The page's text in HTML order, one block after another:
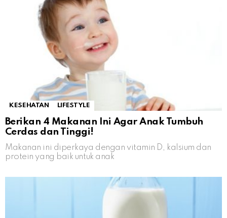
KESEHATAN LIFESTYLE
Berikan 4 Makanan Ini Agar Anak Tumbuh
Cerdas dan Tinggi!
Makanan ini diperkaya dengan vitamin D, kalsium dan
protein yang baik untuk anak